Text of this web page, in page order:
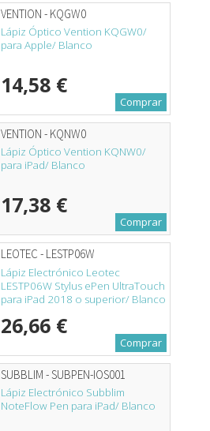
VENTION - KQGW0
Lápiz Óptico Vention KQGW0/
para Apple/ Blanco
14,58 €
Comprar
VENTION - KQNW0
Lápiz Óptico Vention KQNW0/
para iPad/ Blanco
17,38 €
Comprar
LEOTEC - LESTP06W
Lápiz Electrónico Leotec
LESTP06W Stylus ePen UltraTouch
para iPad 2018 o superior/ Blanco
26,66 €
Comprar
SUBBLIM - SUBPEN-IOS001
Lápiz Electrónico Subblim
NoteFlow Pen para iPad/ Blanco